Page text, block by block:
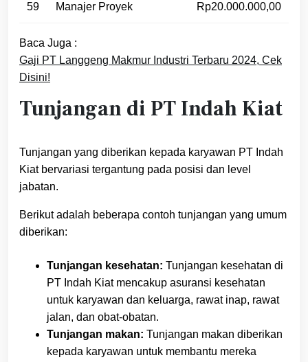
59 Manajer Proyek Rp20.000.000,00
Baca Juga :
Gaji PT Langgeng Makmur Industri Terbaru 2024, Cek
Disini!
Tunjangan di PT Indah Kiat
Tunjangan yang diberikan kepada karyawan PT Indah
Kiat bervariasi tergantung pada posisi dan level
jabatan.
Berikut adalah beberapa contoh tunjangan yang umum
diberikan:
Tunjangan kesehatan: Tunjangan kesehatan di
PT Indah Kiat mencakup asuransi kesehatan
untuk karyawan dan keluarga, rawat inap, rawat
jalan, dan obat-obatan.
Tunjangan makan: Tunjangan makan diberikan
kepada karyawan untuk membantu mereka